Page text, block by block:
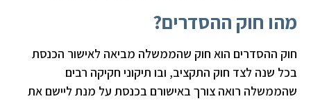
מהו חוק ההסדרים?
חוק ההסדרים הוא חוק שהממשלה מביאה לאישור הכנסת
בכל שנה לצד חוק התקציב, ובו תיקוני חקיקה רבים
שהממשלה רואה צורך באישורם בכנסת על מנת ליישם את